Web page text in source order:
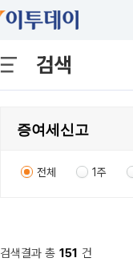
검색
전체 1주
검색결과 총 151 건